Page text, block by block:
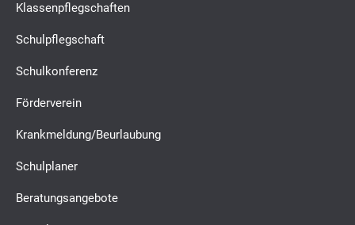
Klassenpflegschaften
Schulpflegschaft
Schulkonferenz
Förderverein
Krankmeldung/Beurlaubung
Schulplaner
Beratungsangebote